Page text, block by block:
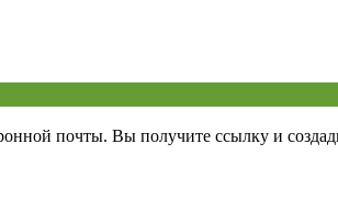
почты. Вы получите ссылку и